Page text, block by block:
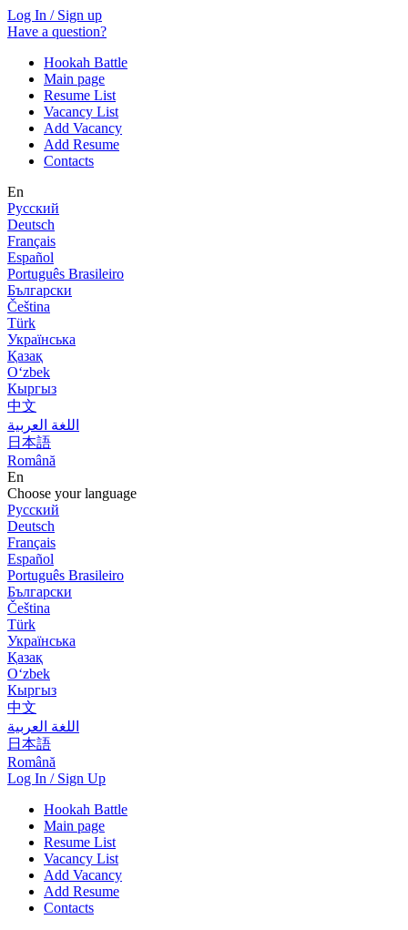
Log In / Sign up
Have a question?
Hookah Battle
Main page
Resume List
Vacancy List
Add Vacancy
Add Resume
Contacts
En
Русский
Deutsch
Français
Español
Português Brasileiro
Български
Čeština
Türk
Українська
Қазақ
Оʻzbek
Кыргыз
中文
اللغة العربية
日本語
Română
En
Choose your language
Русский
Deutsch
Français
Español
Português Brasileiro
Български
Čeština
Türk
Українська
Қазақ
Оʻzbek
Кыргыз
中文
اللغة العربية
日本語
Română
Log In / Sign Up
Hookah Battle
Main page
Resume List
Vacancy List
Add Vacancy
Add Resume
Contacts